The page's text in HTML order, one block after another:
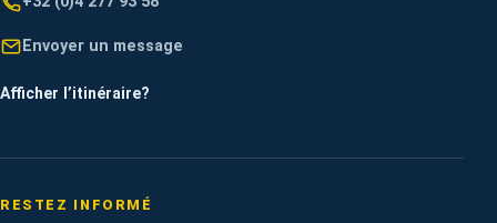
Envoyer un message
Afficher l’itinéraire?
RESTEZ INFORMÉ